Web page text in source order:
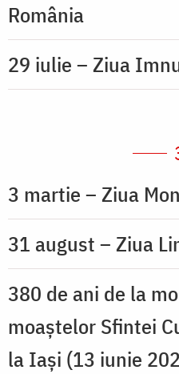
România
29 iulie – Ziua
3 martie – Ziua
31 august – Ziua
380 de ani de la
moaștelor Sfintei
la Iași (13 iunie